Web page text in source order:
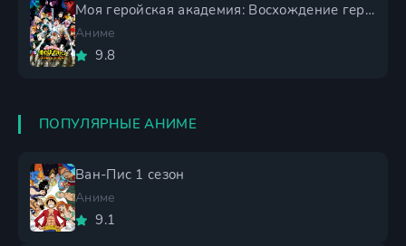
Моя геройская академия: Восхождение героев
Аниме
9.8
ПОПУЛЯРНЫЕ АНИМЕ
Ван-Пис 1 сезон
Аниме
9.1